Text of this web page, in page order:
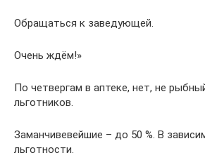
Обращаться к заведующей.
Очень ждём!»
По четвергам в аптеке, нет, не
льготников.
Заманчивевейшие – до 50 %. В
льготности.